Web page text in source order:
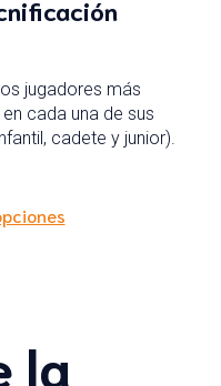
jugadores más
cada una de sus
cadete y junior).
la